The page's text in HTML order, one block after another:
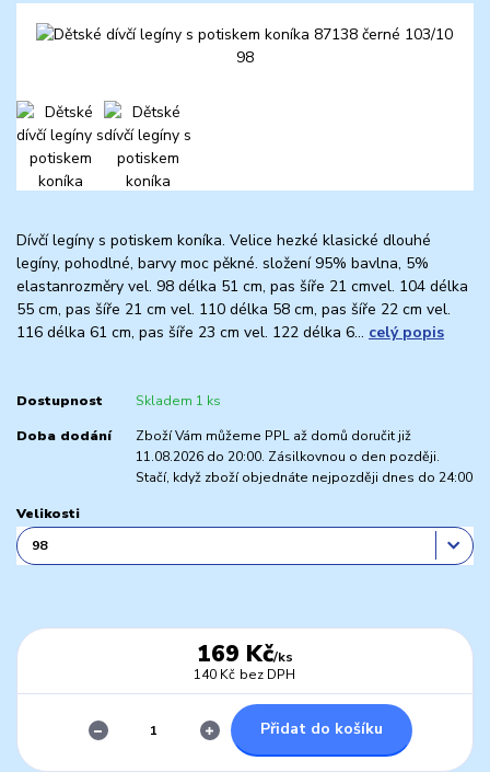
Dívčí legíny s potiskem koníka. Velice hezké klasické dlouhé
legíny, pohodlné, barvy moc pěkné. složení 95% bavlna, 5%
elastanrozměry vel. 98 délka 51 cm, pas šíře 21 cmvel. 104 délka
55 cm, pas šíře 21 cm vel. 110 délka 58 cm, pas šíře 22 cm vel.
116 délka 61 cm, pas šíře 23 cm vel. 122 délka 6... celý popis
Dostupnost Skladem 1 ks
Doba dodání
Zboží Vám můžeme PPL až domů doručit již
11.08.2026 do 20:00. Zásilkovnou o den později.
Stačí, když zboží objednáte nejpozději dnes do 24:00
Velikosti
169 Kč/ks
140 Kč bez DPH
Přidat do košíku